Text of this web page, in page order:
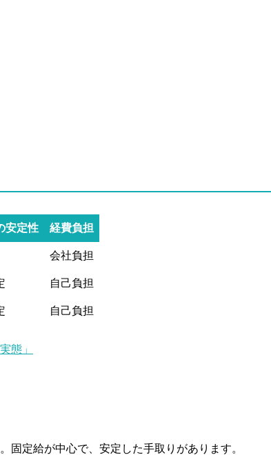
安定性 経費負担
会社負担
自己負担
自己負担
態」
固定給が中心で、安定した手取りがあります。